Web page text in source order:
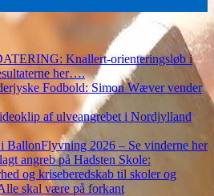
Knallert-orienteringsløb i
her….
Fodbold: Simon Wæver vender
af ulveangrebet i Nordjylland
BallonFlyvning 2026 – Se vinderne her
angreb på Hadsten Skole:
og kriseberedskab til skoler og
skal være på forkant